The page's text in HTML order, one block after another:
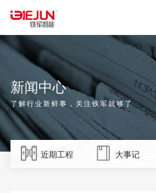
新闻中心
了解行业新鲜事，关注铁军就够了
近期工程 大事记